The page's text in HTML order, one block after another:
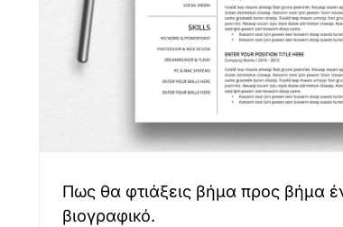
Πως θα φτιάξεις βήμα προς βήμα
βιογραφικό.